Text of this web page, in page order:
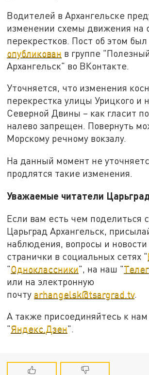
Водителей в Архангельске
изменении схемы движения на
перекрестков. Пост об этом был
опубликован в группе
Архангельск" во ВКонтакте.
Уточняется, что изменения
перекрестка улицы Урицкого и
Северной Двины – как гласит
налево запрещен. Повернуть
Морскому речному вокзалу.
На данный момент не
продлятся такие изменения.
Уважаемые читатели
Если вам есть чем поделиться
Царьград Архангельск,
наблюдения, вопросы и
странички в социальных сетях "
"Одноклассники", на наш "
или на электронную
почтуarhangelsk@tsargrad.tv.
А также присоединяйтесь к нам
"Яндекс.Дзен".